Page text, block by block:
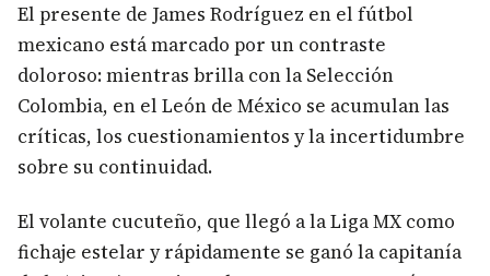
El presente de James Rodríguez en el fútbol
mexicano está marcado por un contraste
doloroso: mientras brilla con la Selección
Colombia, en el León de México se acumulan las
críticas, los cuestionamientos y la incertidumbre
sobre su continuidad.
El volante cucuteño, que llegó a la Liga MX como
fichaje estelar y rápidamente se ganó la capitanía